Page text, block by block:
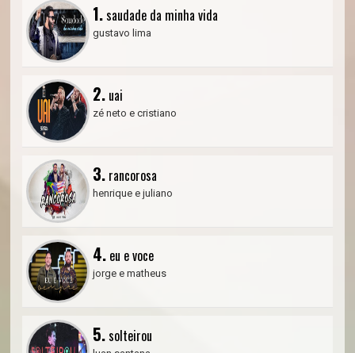
1.saudade da minha vida
gustavo lima
2. uai
zé neto e cristiano
3. rancorosa
henrique e juliano
4. eu e voce
jorge e matheus
5.solteirou